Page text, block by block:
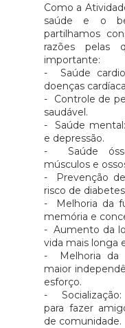
Como a
saúde e o
partilhamos
razões pelas
importante:
- Saúde
doenças
- Controle de
saudável.
- Saúde
e depressão.
- Saúde
músculos e
- Prevenção
risco de
- Melhoria da
memória e
- Aumento da
vida mais longa
- Melhoria da
maior
esforço.
- Socialização:
para fazer
de comunidade.